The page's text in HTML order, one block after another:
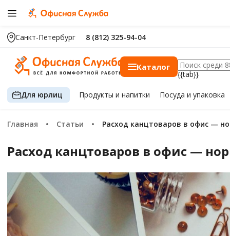
Санкт-Петербург 8 (812) 325-94-04
Каталог
{{tab}}
Для юрлиц Продуктыи напитки Посуда и упаковка
Главная Статьи Расход канцтоваров в офис —
Расход канцтоваров в офис —